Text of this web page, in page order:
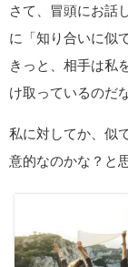
さて、冒頭にお話
に「知り合いに似
きっと、相手は私
け取っているのだ
私に対してか、似
意的なのかな？と